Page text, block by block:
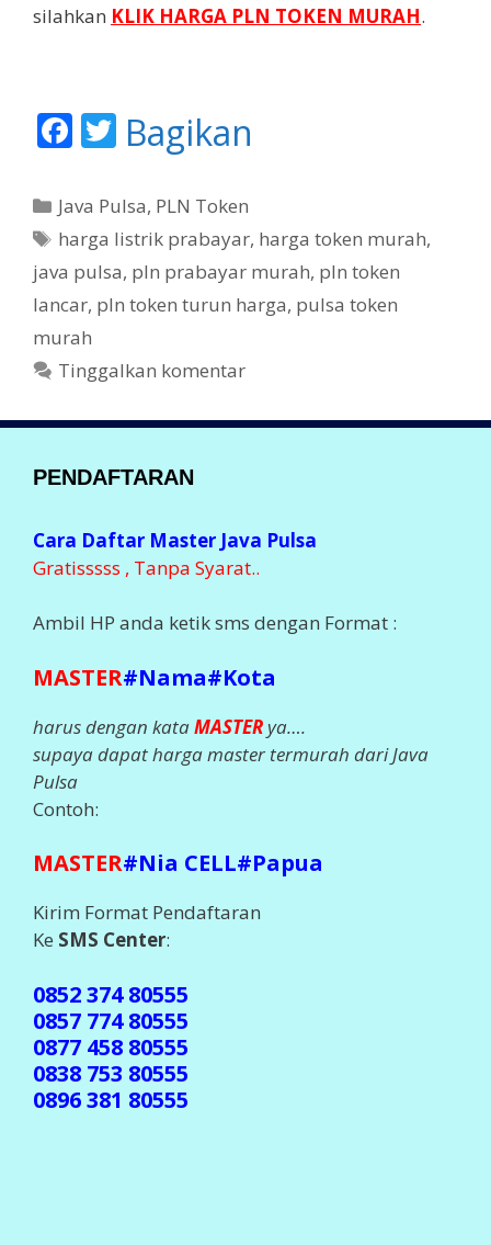
silahkan KLIK HARGA PLN TOKEN MURAH.
F
e
b
o
o
k
T
itt
er
Bagikan
K
a
e
g
o
r
Java Pulsa, PLN Token
T
a
harga listrik prabayar, harga token murah,
java pulsa, pln prabayar murah, pln token
lancar, pln token turun harga, pulsa token
murah
Tinggalkan komentar
PENDAFTARAN
Cara Daftar Master Java Pulsa
Gratisssss , Tanpa Syarat..
Ambil HP anda ketik sms dengan Format :
MASTER#Nama#Kota
harus dengan kataMASTER ya….
supaya dapat harga master termurah dari Java
Pulsa
Contoh:
MASTER#Nia CELL#Papua
Kirim Format Pendaftaran
Ke SMS Center:
0852 374 80555
0857 774 80555
0877 458 80555
0838 753 80555
0896 381 80555